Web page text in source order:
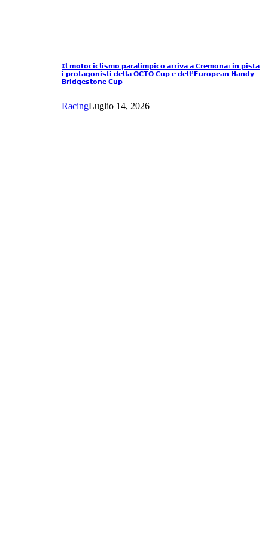
𝗜𝗹 𝗺𝗼𝘁𝗼𝗰𝗶𝗰𝗹𝗶𝘀𝗺𝗼 𝗽𝗮𝗿𝗮𝗹𝗶𝗺𝗽𝗶𝗰𝗼 𝗮𝗿𝗿𝗶𝘃𝗮 𝗮 𝗖𝗿𝗲𝗺𝗼𝗻𝗮: 𝗶𝗻 𝗽𝗶𝘀𝘁𝗮
𝗶 𝗽𝗿𝗼𝘁𝗮𝗴𝗼𝗻𝗶𝘀𝘁𝗶 𝗱𝗲𝗹𝗹𝗮 𝗢𝗖𝗧𝗢 𝗖𝘂𝗽 𝗲 𝗱𝗲𝗹𝗹’𝗘𝘂𝗿𝗼𝗽𝗲𝗮𝗻 𝗛𝗮𝗻𝗱𝘆
𝗕𝗿𝗶𝗱𝗴𝗲𝘀𝘁𝗼𝗻𝗲 𝗖𝘂𝗽
RacingLuglio 14, 2026